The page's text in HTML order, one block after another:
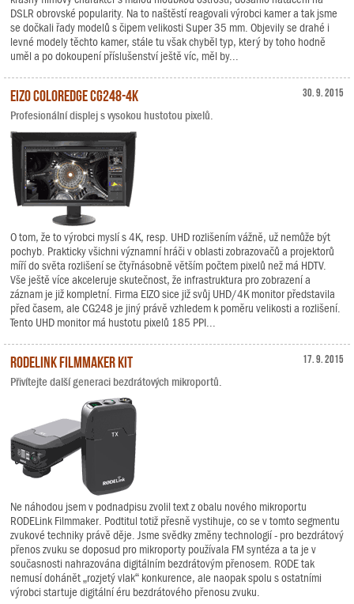
DSLR obrovské popularity. Na to naštěstí reagovali výrobci kamer a tak jsme
se dočkali řady modelů s čipem velikosti Super 35 mm. Objevily se drahé i
levné modely těchto kamer, stále tu však chyběl typ, který by toho hodně
uměl a po dokoupení příslušenství ještě víc, měl by...
30. 9. 2015
EIZO ColorEdge CG248-4K
Profesionální displej s vysokou hustotou pixelů.
O tom, že to výrobci myslí s 4K, resp. UHD rozlišením vážně, už nemůže být
pochyb. Prakticky všichni významní hráči v oblasti zobrazovačů a projektorů
míří do světa rozlišení se čtyřnásobně větším počtem pixelů než má HDTV.
Vše ještě více akceleruje skutečnost, že infrastruktura pro zobrazení a
záznam je již kompletní. Firma EIZO sice již svůj UHD/4K monitor představila
před časem, ale CG248 je jiný právě vzhledem k poměru velikosti a rozlišení.
Tento UHD monitor má hustotu pixelů 185 PPI...
17. 9. 2015
RODELink Filmmaker Kit
Přivítejte další generaci bezdrátových mikroportů.
Ne náhodou jsem v podnadpisu zvolil text z obalu nového mikroportu
RODELink Filmmaker. Podtitul totiž přesně vystihuje, co se v tomto segmentu
zvukové techniky právě děje. Jsme svědky změny technologií - pro bezdrátový
přenos zvuku se doposud pro mikroporty používala FM syntéza a ta je v
současnosti nahrazována digitálním bezdrátovým přenosem. RODE tak
nemusí dohánět „rozjetý vlak“ konkurence, ale naopak spolu s ostatními
výrobci startuje digitální éru bezdrátového přenosu zvuku.